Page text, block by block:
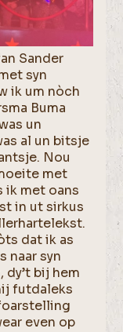
Sander
syn
ik um nòch
Buma
un
al un bitsje
Nou
met
ik met oans
in ut sirkus
dat ik as
naar syn
dy’t bij hem
futdaleks
foarstelling
even op